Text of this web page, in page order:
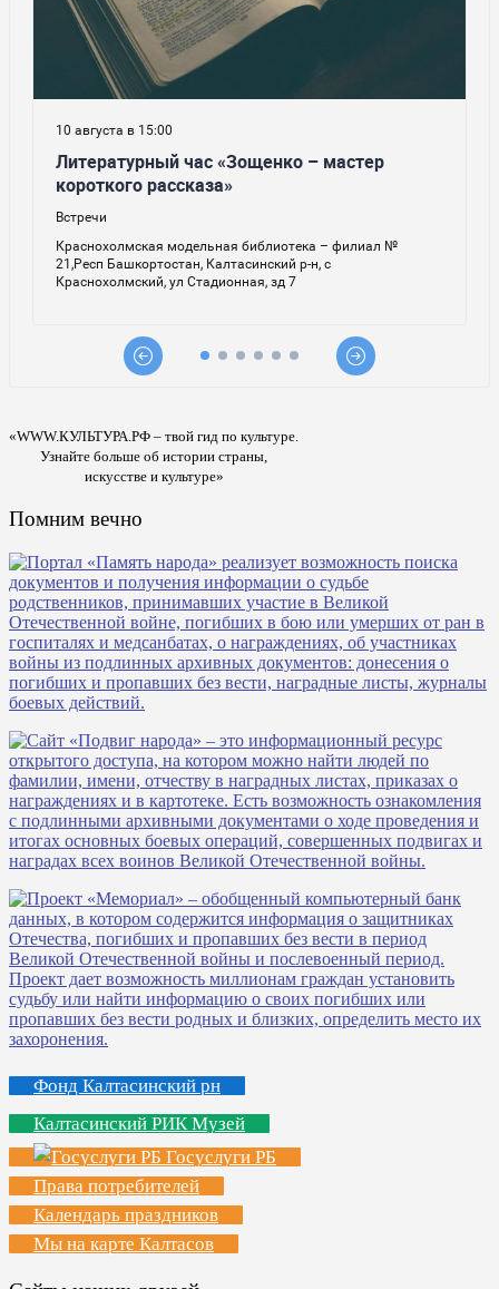
«WWW.КУЛЬТУРА.РФ – твой гид по культуре.
Узнайте больше об истории страны,
искусстве и культуре»
Помним вечно
Фонд Калтасинский рн
Калтасинский РИК Музей
Госуслуги РБ
Права потребителей
Календарь праздников
Мы на карте Калтасов